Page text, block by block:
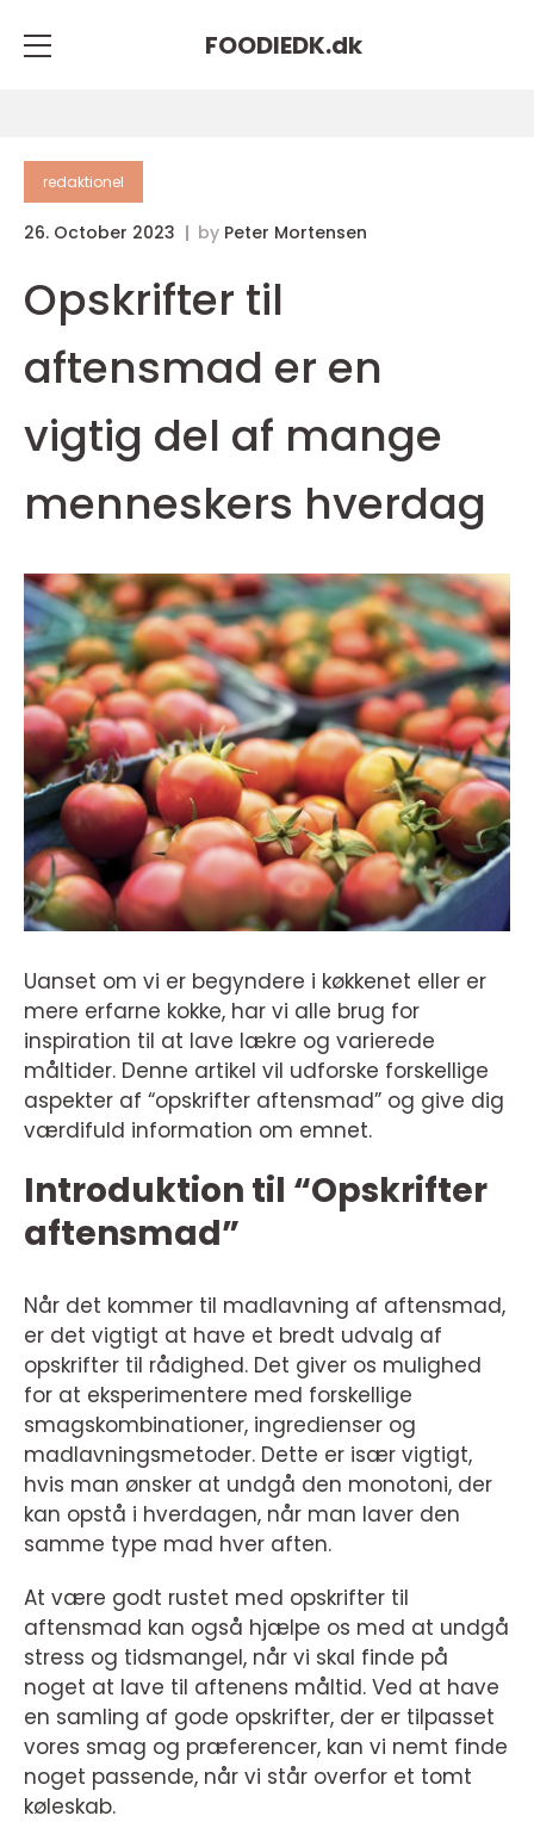
FOODIEDK.dk
redaktionel
26. October 2023 by Peter Mortensen
Opskrifter til
aftensmad er en
vigtig del af mange
menneskers hverdag
Uanset om vi er begyndere i køkkenet eller er
mere erfarne kokke, har vi alle brug for
inspiration til at lave lækre og varierede
måltider. Denne artikel vil udforske forskellige
aspekter af “opskrifter aftensmad” og give dig
værdifuld information om emnet.
Introduktion til “Opskrifter
aftensmad”
Når det kommer til madlavning af aftensmad,
er det vigtigt at have et bredt udvalg af
opskrifter til rådighed. Det giver os mulighed
for at eksperimentere med forskellige
smagskombinationer, ingredienser og
madlavningsmetoder. Dette er især vigtigt,
hvis man ønsker at undgå den monotoni, der
kan opstå i hverdagen, når man laver den
samme type mad hver aften.
At være godt rustet med opskrifter til
aftensmad kan også hjælpe os med at undgå
stress og tidsmangel, når vi skal finde på
noget at lave til aftenens måltid. Ved at have
en samling af gode opskrifter, der er tilpasset
vores smag og præferencer, kan vi nemt finde
noget passende, når vi står overfor et tomt
køleskab.